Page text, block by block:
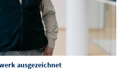
und Förderungen
Forschungsgruppen
ausgezeichnet